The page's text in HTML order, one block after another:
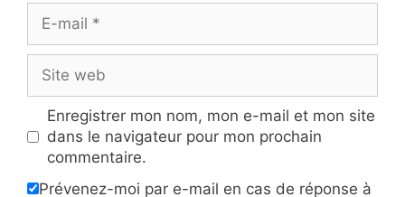
mail
web
Enregistrer mon nom, mon e-mail et mon site
dans le navigateur pour mon prochain
commentaire.
Prévenez-moi par e-mail en cas de réponse à